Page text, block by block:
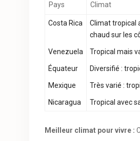
Pays Climat
Costa Rica
Climat tropical
chaud sur les
Venezuela Tropical mais
Équateur Diversifié :
Mexique Très varié :
Nicaragua Tropical avec
Meilleur climat pour vivre :